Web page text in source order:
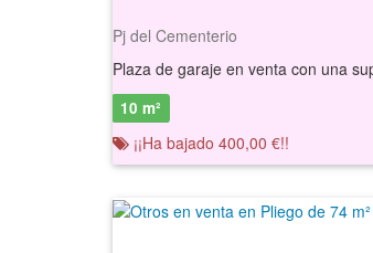
Pj del Cementerio
10 m²
¡¡Ha bajado 400,00 €!!